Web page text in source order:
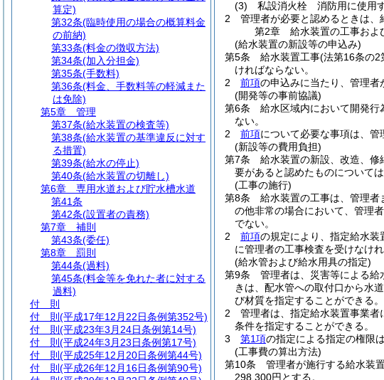
(3)
私設消火栓 消防用に使用
2
管理者が必要と認めるときは、
第2章
給水装置の工事およ
(給水装置の新設等の申込み)
第5条
給水装置工事(法第16条の2
ければならない。
2
前項の申込みに当たり、管理者
(開発等の事前協議)
第6条
給水区域内において開発
ない。
2
前項について必要な事項は、管
(新設等の費用負担)
第7条
給水装置の新設、改造、修
要があると認めたものについて
(工事の施行)
第8条
給水装置の工事は、管理
の他非常の場合において、管理
でない。
2
前項の規定により、指定給水
に管理者の工事検査を受けなけれ
(給水管および給水用具の指定)
第9条
管理者は、災害等による給
きは、配水管への取付口から水
び材質を指定することができる。
2
管理者は、指定給水装置事業
条件を指定することができる。
3
第1項の指定による指定の権限
(工事費の算出方法)
第10条
管理者が施行する給水装
298,300円とする。
算定)
第32条(臨時使用の場合の概算料金
の前納)
第33条(料金の徴収方法)
第34条(加入分担金)
第35条(手数料)
第36条(料金、手数料等の軽減また
は免除)
第5章
管理
第37条(給水装置の検査等)
第38条(給水装置の基準違反に対す
る措置)
第39条(給水の停止)
第40条(給水装置の切離し)
第6章
専用水道および貯水槽水道
第41条
第42条(設置者の責務)
第7章
補則
第43条(委任)
第8章
罰則
第44条(過料)
第45条(料金等を免れた者に対する
過料)
付 則
付 則 (平成17年12月22日条例第352号)
付 則 (平成23年3月24日条例第14号)
付 則 (平成24年3月23日条例第17号)
付 則 (平成25年12月20日条例第44号)
付 則 (平成26年12月16日条例第90号)